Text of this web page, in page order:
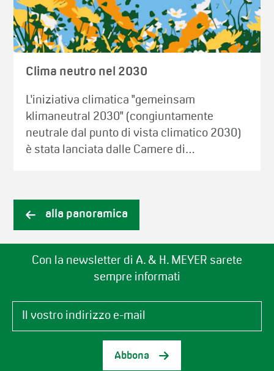
Clima neutro nel 2030
L'iniziativa climatica "gemeinsam
klimaneutral 2030" (congiuntamente
neutrale dal punto di vista climatico 2030)
è stata lanciata dalle Camere di…
alla panoramica
Con la newsletter di A. & H. MEYER sarete
sempre informati
Abbona